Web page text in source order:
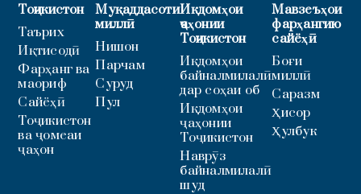
Тоҷикистон
Таърих
Иқтисодӣ
Фарҳанг ва
маориф
Сайёҳӣ
Тоҷикистон
ва ҷомеаи
ҷаҳон
Муқаддасоти
миллӣ
Нишон
Парчам
Суруд
Пул
Иқдомҳои
ҷаҳонии
Тоҷикистон
Иқдомҳои
байналмилалӣ
дар соҳаи об
Иқдомҳои
ҷаҳонии
Тоҷикистон
Наврӯз
байналмилалӣ
шуд
Мавзеъҳои
фарҳангию
сайёҳӣ
Боғи
миллӣ
Саразм
Ҳисор
Ҳулбук